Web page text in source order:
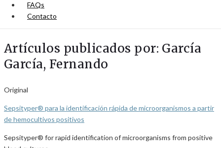
FAQs
Contacto
Artículos publicados por: García
García, Fernando
Original
Sepsityper® para la identificación rápida de microorganismos a partir
de hemocultivos positivos
Sepsityper® for rapid identification of microorganisms from positive